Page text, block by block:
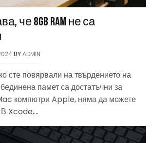
че 8GB RAM не са
BYADMIN
сте повярвали на твърдението на
памет са достатъчни за
компютри Apple, няма да можете
В Xcode….